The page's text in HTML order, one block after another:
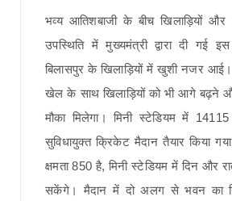
भव्य आतिशबाजी के बीच खिलाड़ियों और
उपस्थिति में मुख्यमंत्री द्वारा दी गई
बिलासपुर के खिलाड़ियों में खुशी नजर
खेल के साथ खिलाड़ियों को भी आगे बढ़ने
मौका मिलेगा। मिनी स्टेडियम में 14115
सुविधायुक्त क्रिकेट मैदान तैयार किया
क्षमता 850 है, मिनी स्टेडियम में दिन और
सकेंगे। मैदान में दो अलग से भवन का